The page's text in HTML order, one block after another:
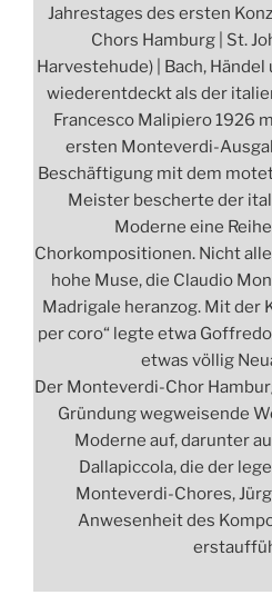
Jahrestages des ersten
Chors Hamburg | St.
Harvestehude) | Bach,
wiederentdeckt als der
Francesco Malipiero 1926
ersten Monteverdi-
Beschäftigung mit dem
Meister bescherte der
Moderne eine
Chorkompositionen. Nicht
hohe Muse, die Claudio
Madrigale heranzog. Mit der
per coro“ legte etwa
etwas völlig
Der Monteverdi-Chor
Gründung wegweisende
Moderne auf, darunter
Dallapiccola, die der
Monteverdi-Chores,
Anwesenheit des